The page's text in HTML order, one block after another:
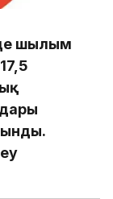
шылым